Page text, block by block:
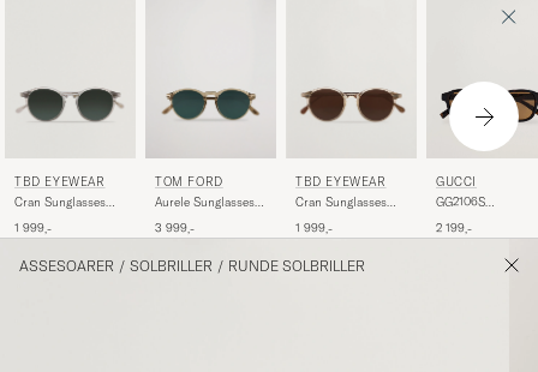
TBD EYEWEAR
Cran Sunglasses
1 999,-
TOM FORD
Aurele Sunglasses
3 999,-
TBD EYEWEAR
Cran Sunglasses
1 999,-
GUCCI
GG2106S
2 199,-
ASSESOARER / SOLBRILLER / RUNDE SOLBRILLER